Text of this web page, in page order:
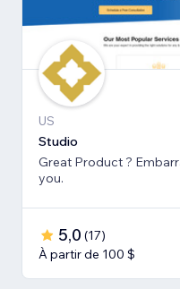
US
Studio
Great Product ? Embarrassing
you.
5,0 (17)
À partir de 100 $